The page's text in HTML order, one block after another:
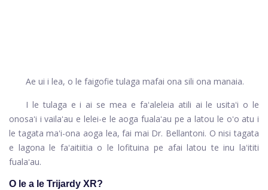
Ae ui i lea, o le faigofie tulaga mafai ona sili ona manaia.
I le tulaga e i ai se mea e faʻaleleia atili ai le usitaʻi o le
onosaʻi i vailaʻau e lelei-e le aoga fualaʻau pe a latou le oʻo atu i
le tagata maʻi-ona aoga lea, fai mai Dr. Bellantoni. O nisi tagata
e lagona le faʻaitiitia o le lofituina pe afai latou te inu laʻititi
fualaʻau.
O le a le Trijardy XR?